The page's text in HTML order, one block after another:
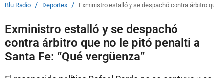
Blu Radio / Deportes / Exministro estalló y se despachó contra árbitro
Exministro estalló y se despachó
contra árbitro que no le pitó penalti a
Santa Fe: “Qué vergüenza”